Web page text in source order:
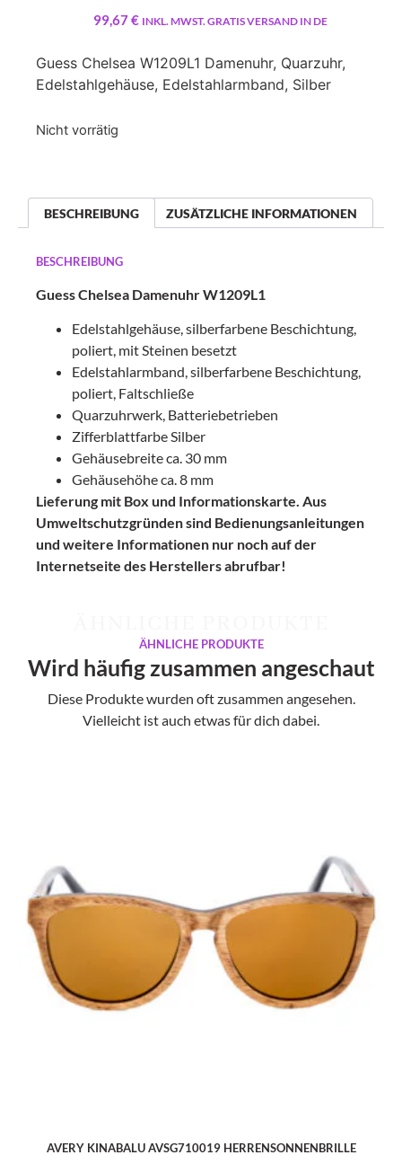
99,67€ INKL. MWST. GRATIS VERSAND IN DE
Guess Chelsea W1209L1 Damenuhr, Quarzuhr,
Edelstahlgehäuse, Edelstahlarmband, Silber
Nicht vorrätig
BESCHREIBUNG ZUSÄTZLICHE INFORMATIONEN
BESCHREIBUNG
Guess Chelsea Damenuhr W1209L1
Edelstahlgehäuse, silberfarbene Beschichtung,
poliert, mit Steinen besetzt
Edelstahlarmband, silberfarbene Beschichtung,
poliert, Faltschließe
Quarzuhrwerk, Batteriebetrieben
Zifferblattfarbe Silber
Gehäusebreite ca. 30 mm
Gehäusehöhe ca. 8 mm
Lieferung mit Box und Informationskarte. Aus
Umweltschutzgründen sind Bedienungsanleitungen
und weitere Informationen nur noch auf der
Internetseite des Herstellers abrufbar!
ÄHNLICHE PRODUKTE
Wird häufig zusammen angeschaut
Diese Produkte wurden oft zusammen angesehen.
Vielleicht ist auch etwas für dich dabei.
AVERY KINABALU AVSG710019 HERRENSONNENBRILLE